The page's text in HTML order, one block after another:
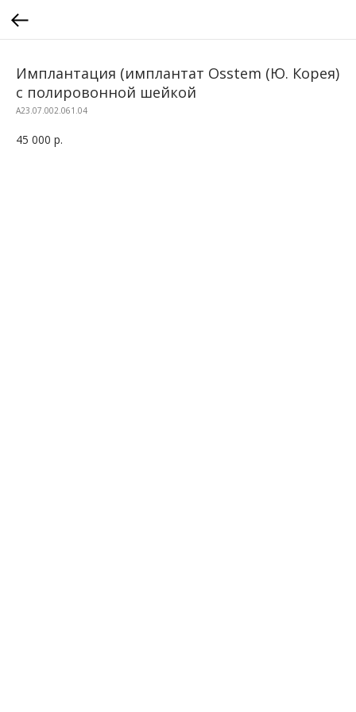
Имплантация (имплантат Osstem (Ю. Корея)
с полировонной шейкой
A23.07.002.061.04
45 000 р.